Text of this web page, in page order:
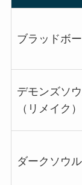
ブラッドボ
デモンズソ
（リメイク）
ダークソウ